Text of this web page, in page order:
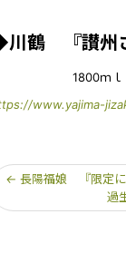
鶴 『讃州
ｍｌ
www.yajima-
← 長陽福娘 『限定
過